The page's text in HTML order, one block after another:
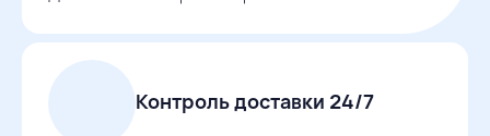
Контроль доставки 24/7